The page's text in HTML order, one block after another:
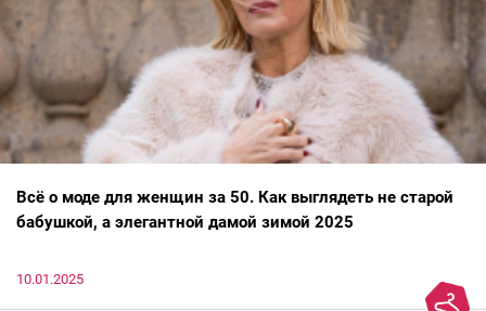
Всё о моде для женщин за 50. Как выглядеть не старой
бабушкой, а элегантной дамой зимой 2025
10.01.2025